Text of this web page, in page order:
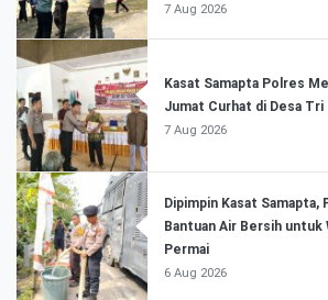
7 Aug 2026
Kasat Samapta Polres
Jumat Curhat di Desa Tri
7 Aug 2026
Dipimpin Kasat
Bantuan Air Bersih untuk
Permai
6 Aug 2026